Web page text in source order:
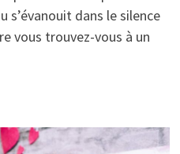
s’évanouit dans le silence
vous trouvez-vous à un